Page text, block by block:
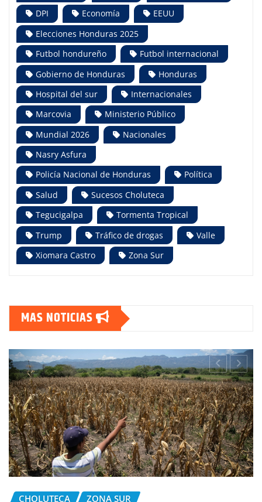
DPI
Economía
EEUU
Elecciones Honduras 2025
Futbol hondureño
Futbol internacional
Gobierno de Honduras
Honduras
Hospital del sur
Internacionales
Marcovia
Ministerio Público
Mundial 2026
Nacionales
Nasry Asfura
Policía Nacional de Honduras
Política
Salud
Sucesos Choluteca
Tegucigalpa
Tormenta Tropical
Trump
Tráfico de drogas
Valle
Xiomara Castro
Zona Sur
MAS NOTICIAS